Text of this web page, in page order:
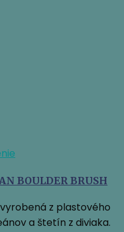
BOULDER BRUSH
z plastového
a štetín z diviaka.